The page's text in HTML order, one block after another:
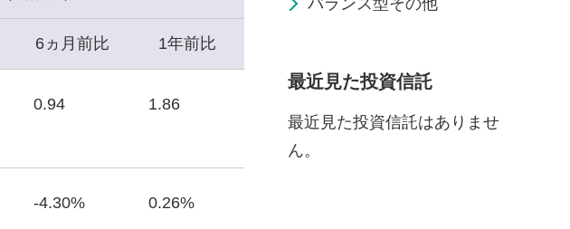
6ヵ月前比 1年前比
0.94 1.86
-4.30% 0.26%
バランス型その他
最近見た投資信託
最近見た投資信託はありませ
ん。